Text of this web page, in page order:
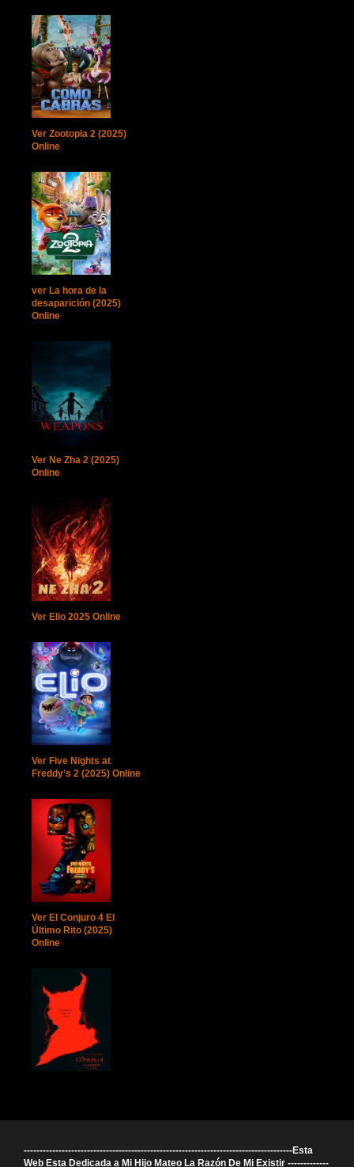
Ver Zootopia 2 (2025)
Online
ver La hora de la
desaparición (2025)
Online
Ver Ne Zha 2 (2025)
Online
Ver Elio 2025 Online
Ver Five Nights at
Freddy’s 2 (2025) Online
Ver El Conjuro 4 El
Último Rito (2025)
Online
-------------------------------------------------------------------------------------Esta
Web Esta Dedicada a Mi Hijo Mateo La Razón De Mi Existir -------------